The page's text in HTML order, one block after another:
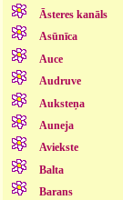
Āsteres kanāls
Asūnīca
Auce
Audruve
Auksteņa
Auneja
Aviekste
Balta
Barans